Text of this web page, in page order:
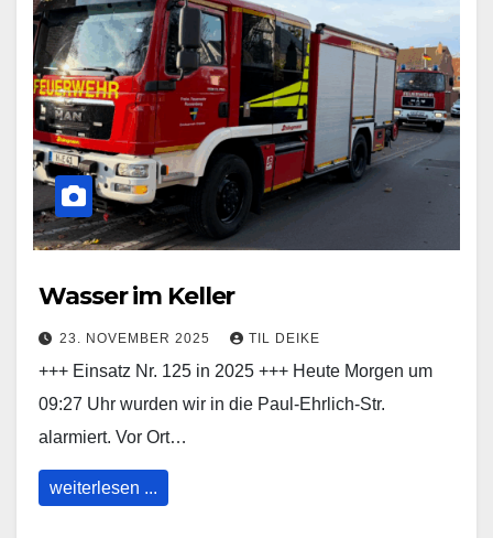
Wasser im Keller
23. NOVEMBER 2025 TIL DEIKE
+++ Einsatz Nr. 125 in 2025 +++ Heute Morgen um
09:27 Uhr wurden wir in die Paul-Ehrlich-Str.
alarmiert. Vor Ort…
weiterlesen ...